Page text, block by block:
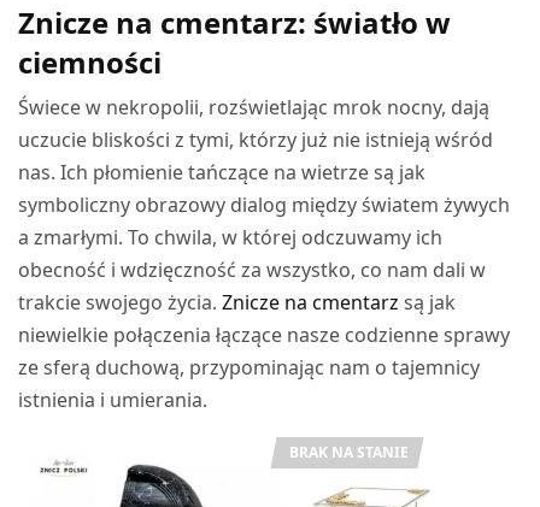
Znicze na cmentarz: światło w
ciemności
Świece w nekropolii, rozświetlając mrok nocny, dają
uczucie bliskości z tymi, którzy już nie istnieją wśród
nas. Ich płomienie tańczące na wietrze są jak
symboliczny obrazowy dialog między światem żywych
a zmarłymi. To chwila, w której odczuwamy ich
obecność i wdzięczność za wszystko, co nam dali w
trakcie swojego życia.Znicze na cmentarz są jak
niewielkie połączenia łączące nasze codzienne sprawy
ze sferą duchową, przypominając nam o tajemnicy
istnienia i umierania.
BRAK NA STANIE